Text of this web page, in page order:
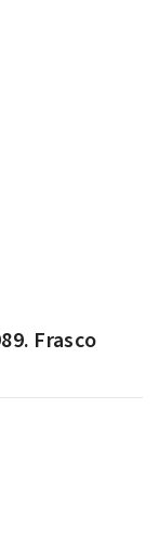
Frasco